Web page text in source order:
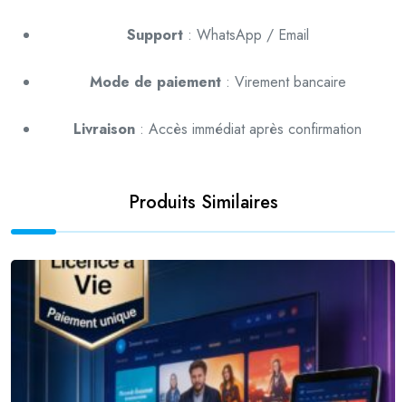
Support: WhatsApp / Email
Mode de paiement: Virement bancaire
Livraison : Accès immédiat après confirmation
Produits Similaires